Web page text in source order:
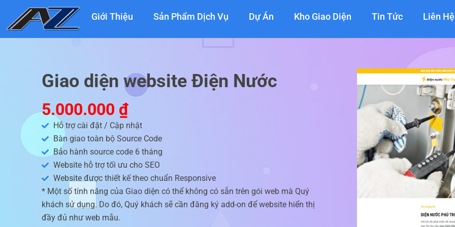
nội
Giới Thiệu Sản Phẩm Dịch Vụ Dự Án Kho Giao Diện Tin Tức Liên Hệ
Giao diện website Điện Nước
5.000.000 ₫
Hỗ trợ cài đặt / Cập nhật
Bàn giao toàn bộ Source Code
Bảo hành source code 6 tháng
Website hỗ trợ tối ưu cho SEO
Website được thiết kế theo chuẩn Responsive
* Một số tính năng của Giao diện có thể không có sẵn trên gói web mà Quý
khách sử dụng. Do đó, Quý khách sẽ cần đăng ký add-on để website hiển thị
đầy đủ như web mẫu.